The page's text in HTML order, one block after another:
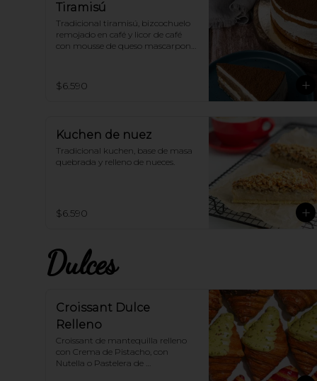
Tiramisú
Tradicional tiramisú, bizcochuelo
remojado en café y licor de café
con mousse de queso mascarpone
$6.590
Kuchen de nuez
Tradicional kuchen, base de masa
quebrada y relleno de nueces.
$6.590
Dulces
Croissant Dulce
Relleno
Croissant de mantequilla relleno
con Crema de Pistacho, con
Nutella o Pastelera de